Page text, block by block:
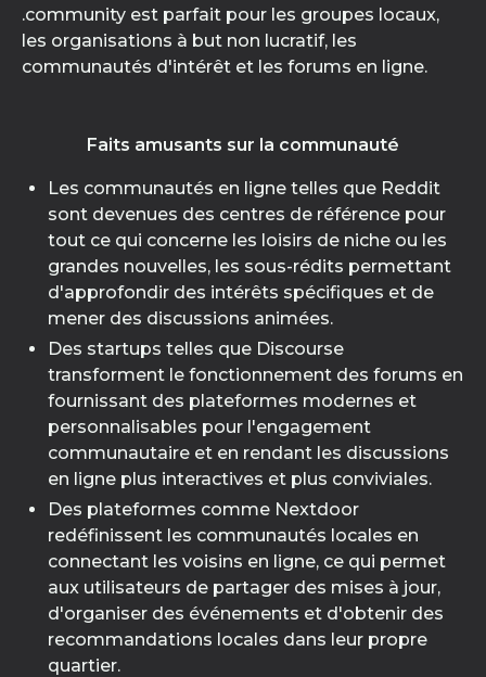
.community est parfait pour les groupes locaux,
les organisations à but non lucratif, les
communautés d'intérêt et les forums en ligne.
Faits amusants sur la communauté
Les communautés en ligne telles que Reddit
sont devenues des centres de référence pour
tout ce qui concerne les loisirs de niche ou les
grandes nouvelles, les sous-rédits permettant
d'approfondir des intérêts spécifiques et de
mener des discussions animées.
Des startups telles que Discourse
transforment le fonctionnement des forums en
fournissant des plateformes modernes et
personnalisables pour l'engagement
communautaire et en rendant les discussions
en ligne plus interactives et plus conviviales.
Des plateformes comme Nextdoor
redéfinissent les communautés locales en
connectant les voisins en ligne, ce qui permet
aux utilisateurs de partager des mises à jour,
d'organiser des événements et d'obtenir des
recommandations locales dans leur propre
quartier.